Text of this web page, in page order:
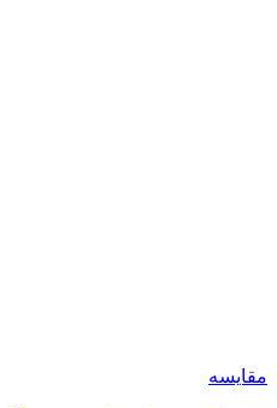
مقایسه